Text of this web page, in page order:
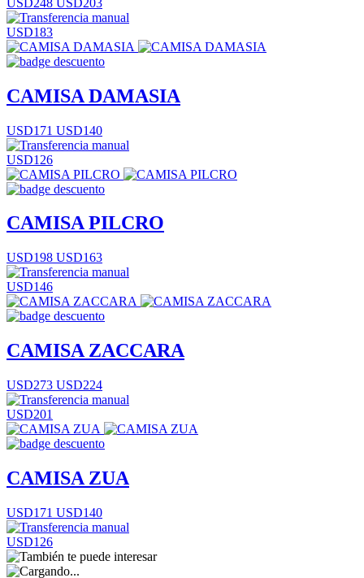
USD183
CAMISA DAMASIA
USD171 USD140
USD126
CAMISA PILCRO
USD198 USD163
USD146
CAMISA ZACCARA
USD273 USD224
USD201
CAMISA ZUA
USD171 USD140
USD126